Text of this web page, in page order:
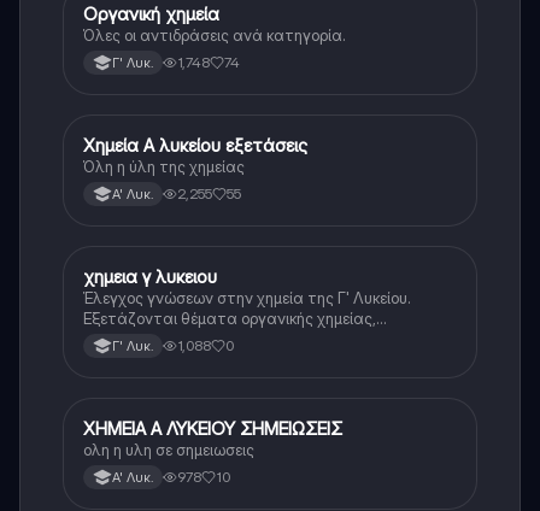
Χημεία
Οργανική χημεία
Όλες οι αντιδράσεις ανά κατηγορία.
Γ' Λυκ. 1,748 74
Χημεία
Χημεία Α λυκείου εξετάσεις
Όλη η ύλη της χημείας
Α' Λυκ. 2,255 55
Χημεία
χημεια γ λυκειου
Έλεγχος γνώσεων στην χημεία της Γ' Λυκείου.
Εξετάζονται θέματα οργανικής χημείας,
αντιδράσεων και ενώσεων.
Γ' Λυκ. 1,088 0
Χημεία
ΧΗΜΕΙΑ Α ΛΥΚΕΙΟΥ ΣΗΜΕΙΩΣΕΙΣ
ολη η υλη σε σημειωσεις
Α' Λυκ. 978 10